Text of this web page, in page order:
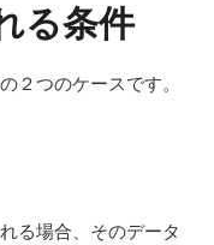
る条件
２つのケースです。
る場合、そのデータ